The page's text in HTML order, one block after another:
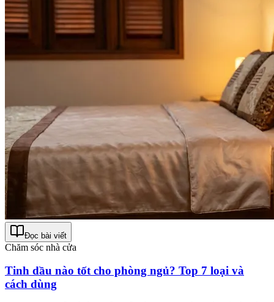
Đọc bài viết
Chăm sóc nhà cửa
Tinh dầu nào tốt cho phòng ngủ? Top 7 loại và
cách dùng